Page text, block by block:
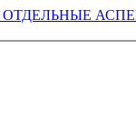
ОТДЕЛЬНЫЕ